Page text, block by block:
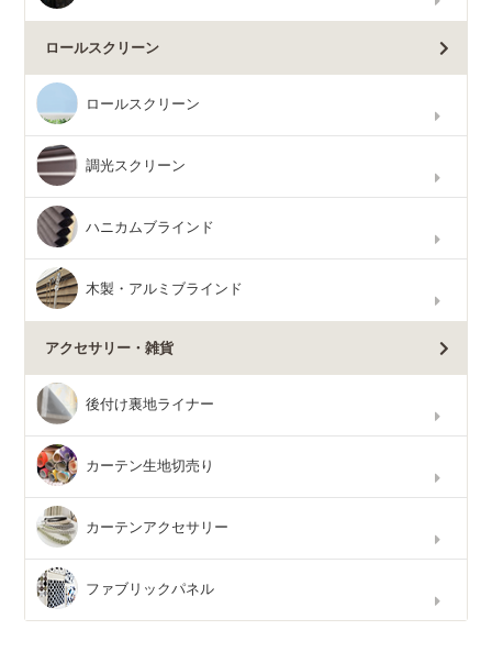
ロールスクリーン
ロールスクリーン
調光スクリーン
ハニカムブラインド
木製・アルミブラインド
アクセサリー・雑貨
後付け裏地ライナー
カーテン生地切売り
カーテンアクセサリー
ファブリックパネル